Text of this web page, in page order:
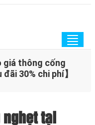
giá thông cống
30% chi phí】
tại